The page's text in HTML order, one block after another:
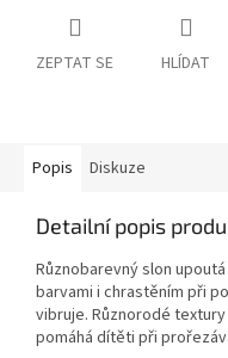
ZEPTAT SE HLÍDAT
Popis Diskuze
Detailní popis
Různobarevný slon
barvami i chrastěním při
vibruje. Různorodé
pomáhá dítěti při